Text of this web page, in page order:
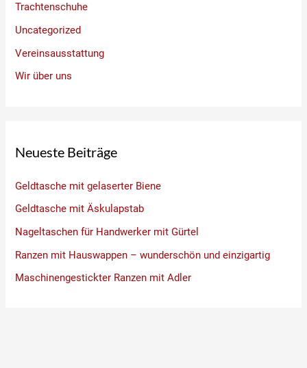
Trachtenschuhe
Uncategorized
Vereinsausstattung
Wir über uns
Neueste Beiträge
Geldtasche mit gelaserter Biene
Geldtasche mit Äskulapstab
Nageltaschen für Handwerker mit Gürtel
Ranzen mit Hauswappen – wunderschön und einzigartig
Maschinengestickter Ranzen mit Adler